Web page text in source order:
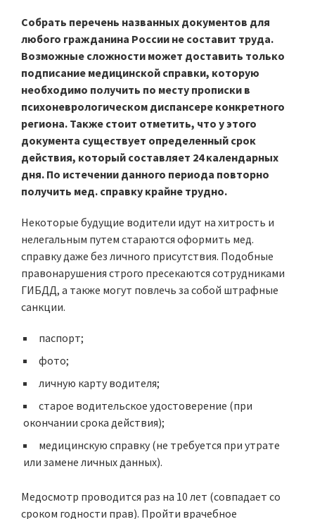
Собрать перечень названных документов для
любого гражданина России не составит труда.
Возможные сложности может доставить только
подписание медицинской справки, которую
необходимо получить по месту прописки в
психоневрологическом диспансере конкретного
региона. Также стоит отметить, что у этого
документа существует определенный срок
действия, который составляет 24 календарных
дня. По истечении данного периода повторно
получить мед. справку крайне трудно.
Некоторые будущие водители идут на хитрость и
нелегальным путем стараются оформить мед.
справку даже без личного присутствия. Подобные
правонарушения строго пресекаются сотрудниками
ГИБДД, а также могут повлечь за собой штрафные
санкции.
паспорт;
фото;
личную карту водителя;
старое водительское удостоверение (при
окончании срока действия);
медицинскую справку (не требуется при утрате
или замене личных данных).
Медосмотр проводится раз на 10 лет (совпадает со
сроком годности прав). Пройти врачебное